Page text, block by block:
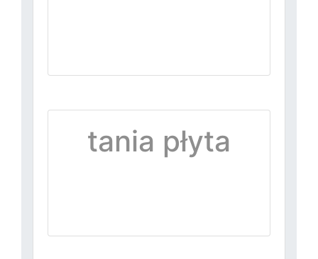
tania płyta